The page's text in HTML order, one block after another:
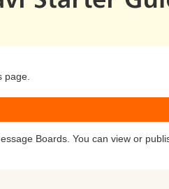
page.
Boards. You can view or